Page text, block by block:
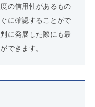
の信用性があるもの
に確認することがで
に発展した際にも最
できます。